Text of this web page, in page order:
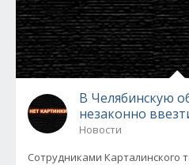
В Челябинскую
незаконно
Новости
Сотрудниками Карталинского